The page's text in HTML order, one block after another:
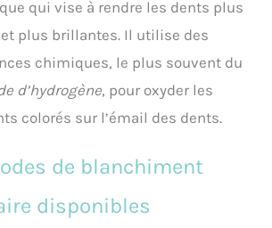
qui vise à rendre les dents plus
plus brillantes. Il utilise des
chimiques, le plus souvent du
d’hydrogène, pour oxyder les
colorés sur l’émail des dents.
de blanchiment
disponibles